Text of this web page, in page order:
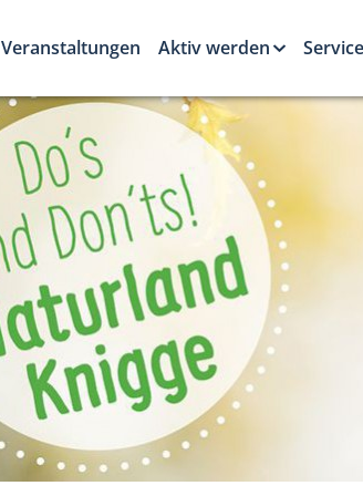
Veranstaltungen Aktiv werden Service